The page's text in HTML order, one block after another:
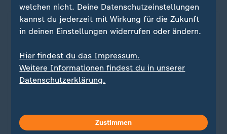
welchen nicht. Deine Datenschutzeinstellungen
kannst du jederzeit mit Wirkung für die Zukunft
in deinen Einstellungen widerrufen oder ändern.
Hier findest du das Impressum.
Weitere Informationen findest du in unserer
Datenschutzerklärung.
Zustimmen